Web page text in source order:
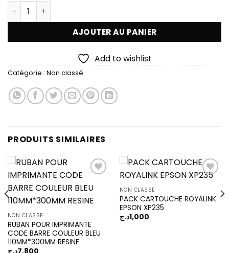
quantité de RUBAN POUR IMPRIMANTE CODE BARRE
AJOUTER AU PANIER
Add to wishlist
Catégorie : Non classé
PRODUITS SIMILAIRES
Add to
NON CLASSÉ
RUBAN POUR IMPRIMANTE
CODE BARRE COULEUR BLEU
110MM*300MM RESINE
Add to
NON CLASSÉ
PACK CARTOUCHE ROYALINK
EPSON XP235
1,000د.ج